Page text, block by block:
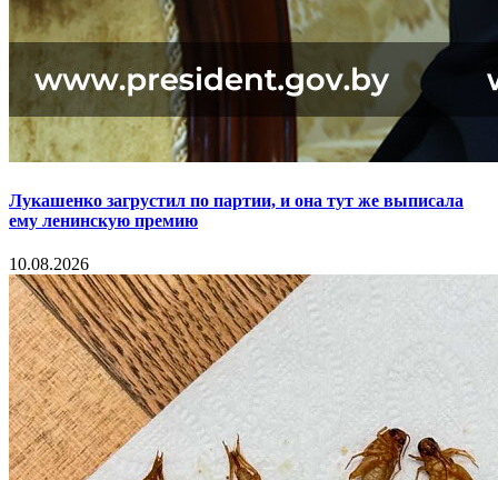
Лукашенко загрустил по партии, и она тут же выписала
ему ленинскую премию
10.08.2026